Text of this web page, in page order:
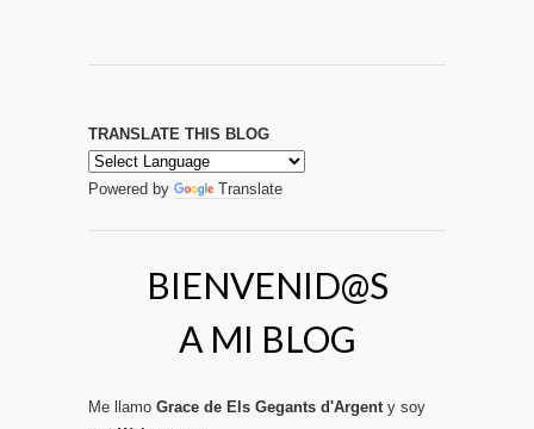
TRANSLATE THIS BLOG
Powered by Translate
BIENVENID@S
A MI BLOG
Me llamo Grace de Els Gegants d'Argenty soy